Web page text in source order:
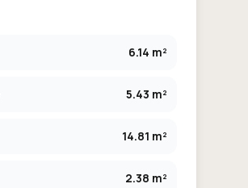
6.14 m²
5.43 m²
14.81 m²
2.38 m²